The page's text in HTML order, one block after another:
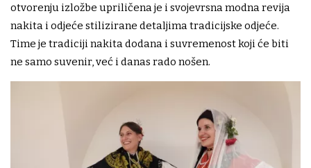
otvorenju izložbe upriličena je i svojevrsna modna revija
nakita i odjeće stilizirane detaljima tradicijske odjeće.
Time je tradiciji nakita dodana i suvremenost koji će biti
ne samo suvenir, već i danas rado nošen.